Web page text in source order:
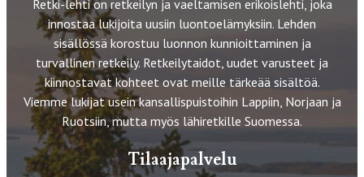
Retki-lehti on retkeilyn ja vaeltamisen erikoislehti, joka
innostaa lukijoita uusiin luontoelämyksiin. Lehden
sisällössä korostuu luonnon kunnioittaminen ja
turvallinen retkeily. Retkeilytaidot, uudet varusteet ja
kiinnostavat kohteet ovat meille tärkeää sisältöä.
Viemme lukijat usein kansallispuistoihin Lappiin, Norjaan ja
Ruotsiin, mutta myös lähiretkille Suomessa.
Tilaajapalvelu